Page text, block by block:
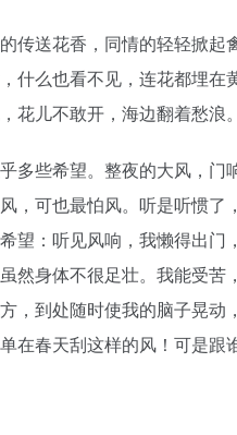
传送花香，同情的轻轻掀
什么也看不见，连花都埋
儿不敢开，海边翻着愁浪。
多些希望。整夜的大风，
，可也最怕风。听是听惯
望：听见风响，我懒得出
然身体不很足壮。我能受
，到处随时使我的脑子晃
在春天刮这样的风！可是